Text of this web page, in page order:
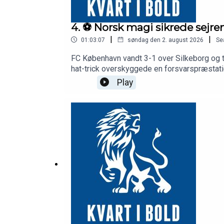
4. ⚽️ Norsk magi sikrede
01:03:07 | søndag den 2. august 2026 |
FC København vandt 3-1 over Silkeborg
hat-trick overskyggede en
ifølge analytikerne skal stoppes, før det
panderynker over den defensive
positioner FCK skal
Har du brug for hjælp, kan du kontakte
Play